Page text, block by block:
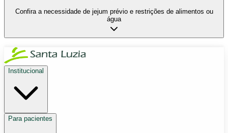
Confira a necessidade de jejum prévio e restrições de alimentos ou
água
Institucional
Para pacientes